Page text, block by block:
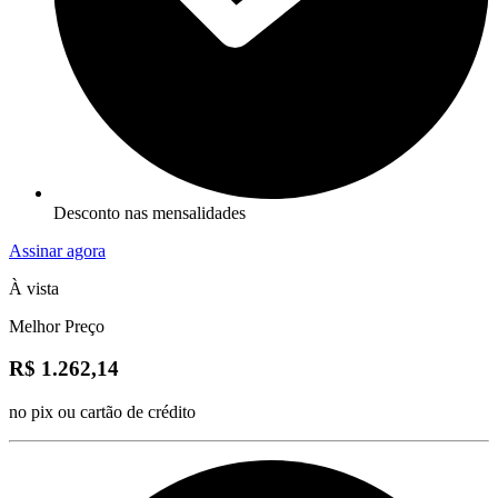
Desconto nas mensalidades
Assinar agora
À vista
Melhor Preço
R$ 1.262,14
no pix ou cartão de crédito